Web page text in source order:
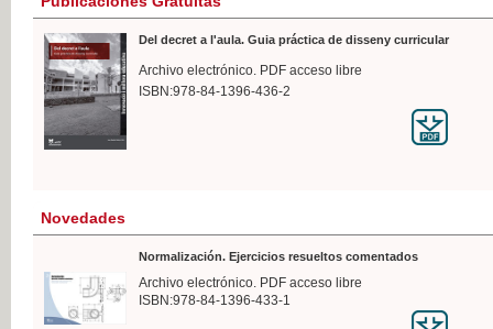
Del decret a l'aula. Guia práctica de disseny curricular
Archivo electrónico. PDF acceso libre
ISBN:978-84-1396-436-2
Novedades
Normalización. Ejercicios resueltos comentados
Archivo electrónico. PDF acceso libre
ISBN:978-84-1396-433-1